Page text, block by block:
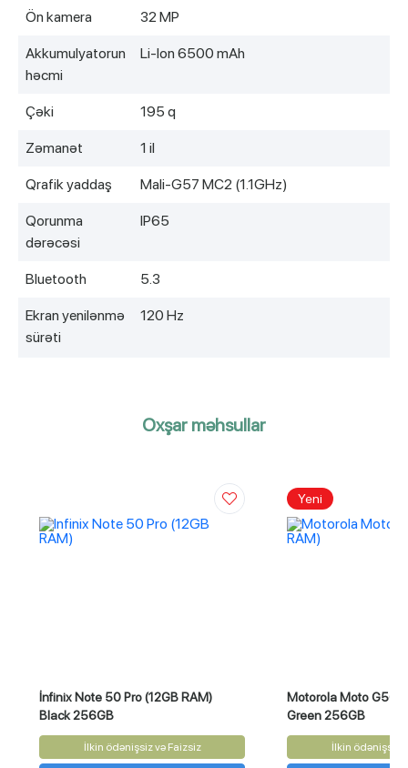
Ön kamera 32 MP
Akkumulyatorun
həcmi
Li-Ion 6500 mAh
Çəki 195 q
Zәmanәt 1 il
Qrafik yaddaş Mali-G57 MC2 (1.1GHz)
Qorunma
dərəcəsi
IP65
Bluetooth 5.3
Ekran yenilənmə
sürəti
120 Hz
Oxşar məhsullar
İnfinix Note 50 Pro (12GB RAM)
Black 256GB
İlkin ödənişsiz və Faizsiz
Yeni
Motorola Moto G56
Green 256GB
İlkin ödənişsiz